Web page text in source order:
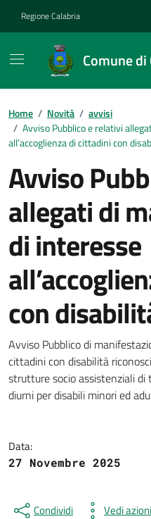
Regione Calabria
Comune di
Home / Novità / avvisi
/ Avviso Pubblico e relativi
all’accoglienza di cittadini con
Avviso
allegati di
di interesse
con
Dettagli della
Avviso Pubblico di
cittadini con disabilità
strutture socio assistenziali di
diurni per disabili minori ed
Data:
27 Novembre 2025
Condividi Vedi azioni